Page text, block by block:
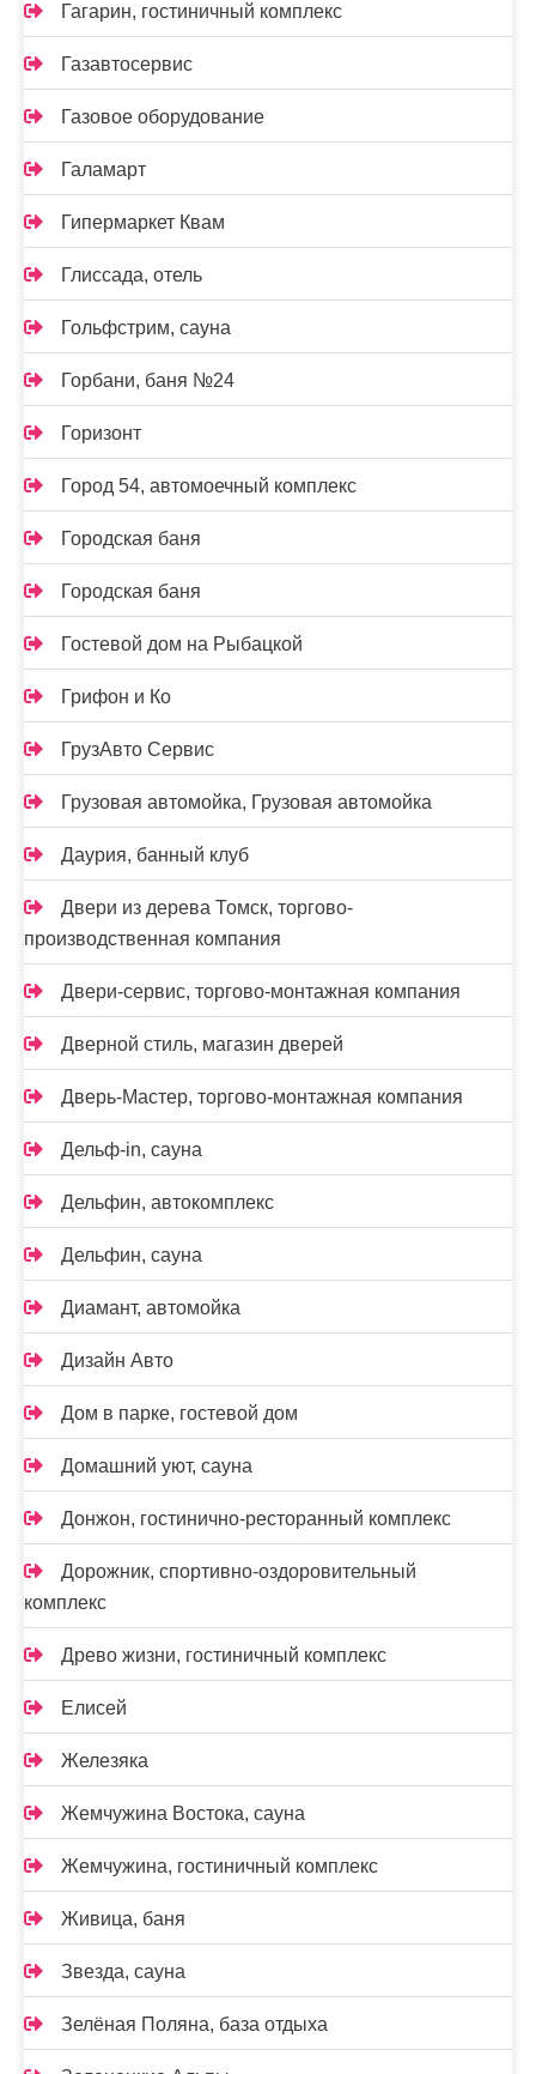
Гагарин, гостиничный комплекс
Газавтосервис
Газовое оборудование
Галамарт
Гипермаркет Квам
Глиссада, отель
Гольфстрим, сауна
Горбани, баня №24
Горизонт
Город 54, автомоечный комплекс
Городская баня
Городская баня
Гостевой дом на Рыбацкой
Грифон и Ко
ГрузАвто Сервис
Грузовая автомойка, Грузовая автомойка
Даурия, банный клуб
Двери из дерева Томск, торгово-
производственная компания
Двери-сервис, торгово-монтажная компания
Дверной стиль, магазин дверей
Дверь-Мастер, торгово-монтажная компания
Дельф-in, сауна
Дельфин, автокомплекс
Дельфин, сауна
Диамант, автомойка
Дизайн Авто
Дом в парке, гостевой дом
Домашний уют, сауна
Донжон, гостинично-ресторанный комплекс
Дорожник, спортивно-оздоровительный
комплекс
Древо жизни, гостиничный комплекс
Елисей
Железяка
Жемчужина Востока, сауна
Жемчужина, гостиничный комплекс
Живица, баня
Звезда, сауна
Зелёная Поляна, база отдыха